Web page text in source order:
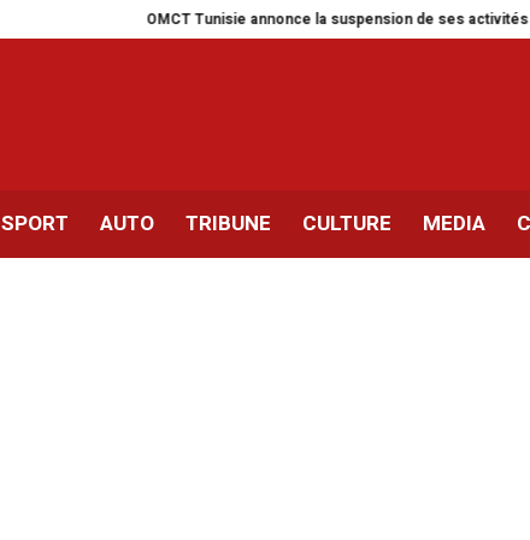
OMCT Tunisie annonce la suspension de ses activités pour un mois
SPORT AUTO TRIBUNE CULTURE MEDIA